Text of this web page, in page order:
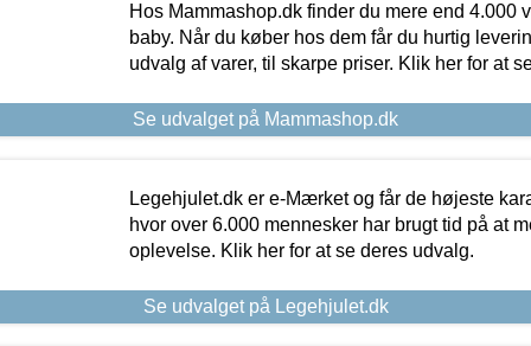
Hos Mammashop.dk finder du mere end 4.000
baby. Når du køber hos dem får du hurtig
udvalg af varer, til skarpe priser. Klik her for at
Se udvalget på Mammashop.dk
Legehjulet.dk er e-Mærket og får de højeste
hvor over 6.000 mennesker har brugt tid på at
oplevelse. Klik her for at se deres udvalg.
Se udvalget på Legehjulet.dk